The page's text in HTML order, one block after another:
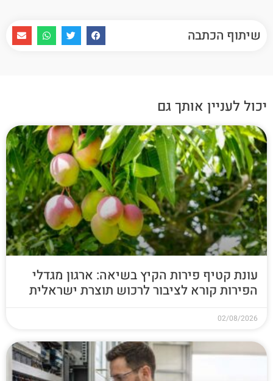
שיתוף הכתבה
יכול לעניין אותך גם
עונת קטיף פירות הקיץ בשיאה: ארגון מגדלי
הפירות קורא לציבור לרכוש תוצרת ישראלית
02/08/2026